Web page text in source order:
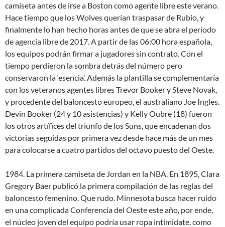
camiseta antes de irse a Boston como agente libre este verano.
Hace tiempo que los Wolves querían traspasar de Rubio, y
finalmente lo han hecho horas antes de que se abra el período
de agencia libre de 2017. A partir de las 06:00 hora española,
los equipos podrán firmar a jugadores sin contrato. Con el
tiempo perdieron la sombra detrás del número pero
conservaron la ‘esencia’. Además la plantilla se complementaría
con los veteranos agentes libres Trevor Booker y Steve Novak,
y procedente del baloncesto europeo, el australiano Joe Ingles.
Devin Booker (24 y 10 asistencias) y Kelly Oubre (18) fueron
los otros artífices del triunfo de los Suns, que encadenan dos
victorias seguidas por primera vez desde hace más de un mes
para colocarse a cuatro partidos del octavo puesto del Oeste.
1984. La primera camiseta de Jordan en la NBA. En 1895, Clara
Gregory Baer publicó la primera compilación de las reglas del
baloncesto femenino. Que rudo. Minnesota busca hacer ruido
en una complicada Conferencia del Oeste este año, por ende,
el núcleo joven del equipo podría usar ropa intimidate, como